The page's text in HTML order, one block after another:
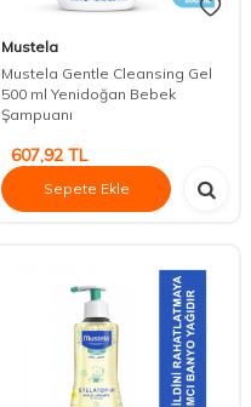
Mustela
Mustela Gentle Cleansing Gel
500 ml Yenidoğan Bebek
Şampuanı
607,92 TL
Sepete Ekle